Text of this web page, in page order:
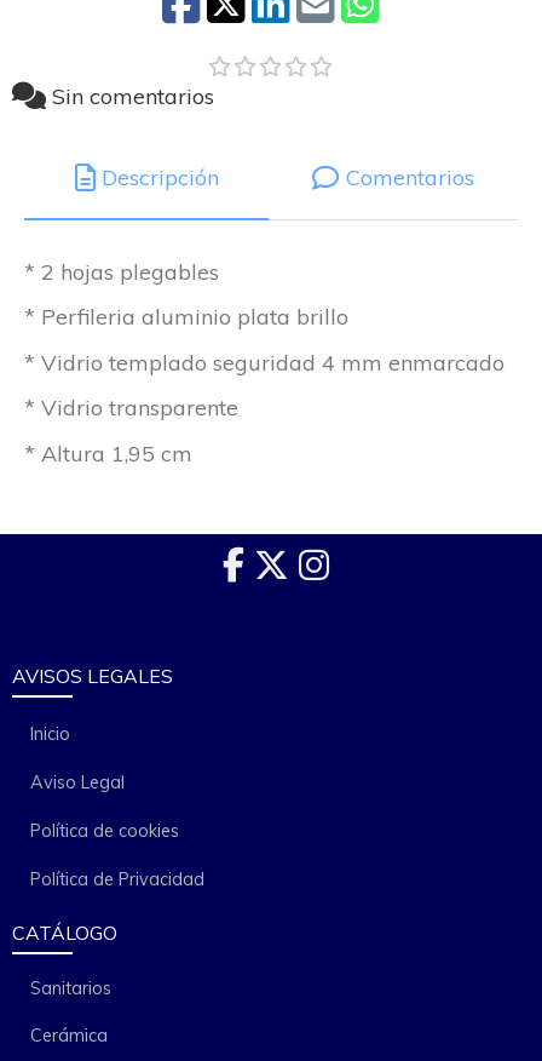
Sin comentarios
Descripción Comentarios
* 2 hojas plegables
* Perfileria aluminio plata brillo
* Vidrio templado seguridad 4 mm enmarcado
* Vidrio transparente
* Altura 1,95 cm
AVISOS LEGALES
Inicio
Aviso Legal
Política de cookies
Política de Privacidad
CATÁLOGO
Sanitarios
Cerámica